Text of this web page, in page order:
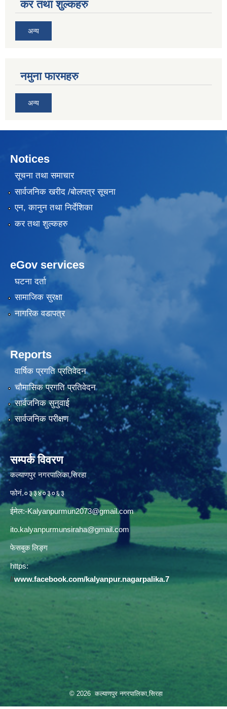
कर तथा शुल्कहरु
अन्य
नमुना फारमहरु
अन्य
Notices
सूचना तथा समाचार
सार्वजनिक खरीद /बोलपत्र सूचना
एन, कानुन तथा निर्देशिका
कर तथा शुल्कहरु
eGov services
घटना दर्ता
सामाजिक सुरक्षा
नागरिक वडापत्र
Reports
वार्षिक प्रगति प्रतिवेदन
चौमासिक प्रगति प्रतिवेदन
सार्वजनिक सुनुवाई
सार्वजनिक परीक्षण
सम्पर्क विवरण
कल्याणपुर नगरपालिका,सिरहा
फोनं.०३३४०३०६३
ईमेल:-Kalyanpurmun2073@gmail.com
ito.kalyanpurmunsiraha@gmail.com
फेसबुक लिङ्ग
https:
//www.facebook.com/kalyanpur.nagarpalika.7
© 2026 कल्याणपुर नगरपालिका,सिरहा